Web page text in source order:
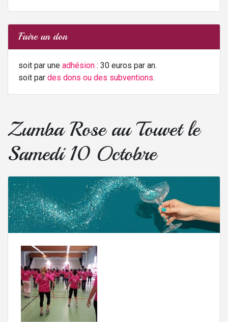
Faire un don
soit par une adhésion : 30 euros par an.
soit par des dons ou des subventions.
Zumba Rose au Touvet le
Samedi 10 Octobre